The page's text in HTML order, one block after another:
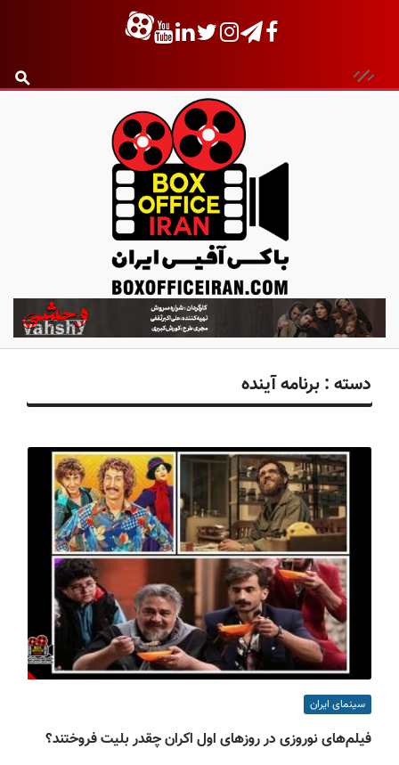
ب
ا
ک
آ
ف
س
ا
ی
ر
ا
ن
دسته :برنامه آینده
سینمای ایران
فیلم‌های نوروزی در روزهای اول اکران چقدر بلیت فروختند؟